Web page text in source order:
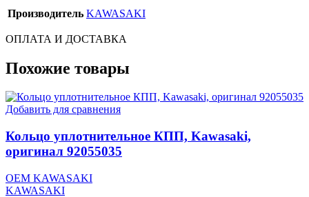
Производитель KAWASAKI
ОПЛАТА И ДОСТАВКА
Похожие товары
Добавить для сравнения
Кольцо уплотнительное КПП, Kawasaki,
оригинал 92055035
OEM KAWASAKI
KAWASAKI